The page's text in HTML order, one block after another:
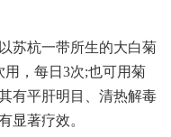
苏杭一带所生的大白菊
，每日3次;也可用菊
有平肝明目、清热解毒
显著疗效。